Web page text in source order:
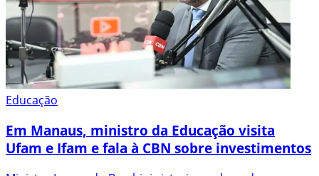
Educação
Em Manaus, ministro da Educação visita
Ufam e Ifam e fala à CBN sobre investimentos